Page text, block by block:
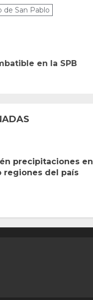
de San Pablo
en la SPB
precipitaciones en
regiones del país